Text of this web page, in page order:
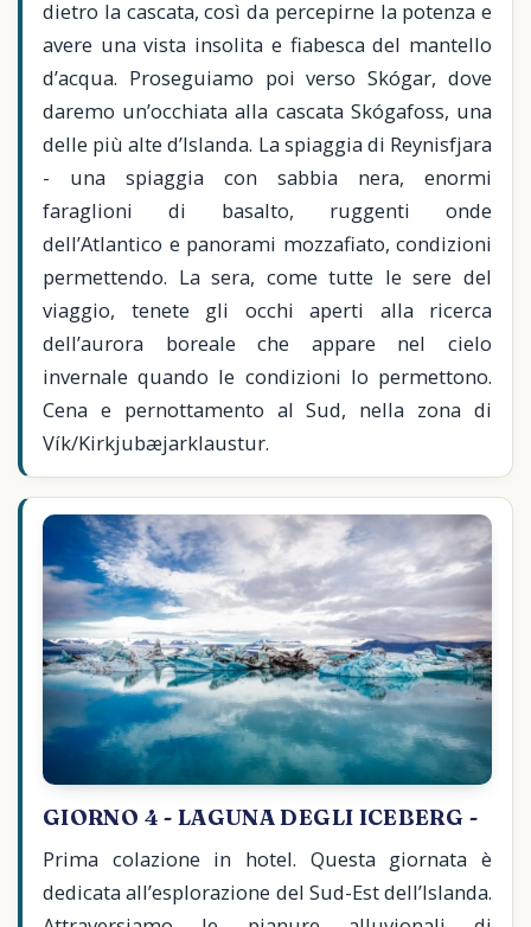
dietro la cascata, così da percepirne la potenza e
avere una vista insolita e fiabesca del mantello
d’acqua. Proseguiamo poi verso Skógar, dove
daremo un’occhiata alla cascata Skógafoss, una
delle più alte d’Islanda. La spiaggia di Reynisfjara
- una spiaggia con sabbia nera, enormi
faraglioni di basalto, ruggenti onde
dell’Atlantico e panorami mozzafiato, condizioni
permettendo. La sera, come tutte le sere del
viaggio, tenete gli occhi aperti alla ricerca
dell’aurora boreale che appare nel cielo
invernale quando le condizioni lo permettono.
Cena e pernottamento al Sud, nella zona di
Vík/Kirkjubæjarklaustur.
GIORNO 4 - LAGUNA DEGLI ICEBERG -
Prima colazione in hotel. Questa giornata è
dedicata all’esplorazione del Sud-Est dell’Islanda.